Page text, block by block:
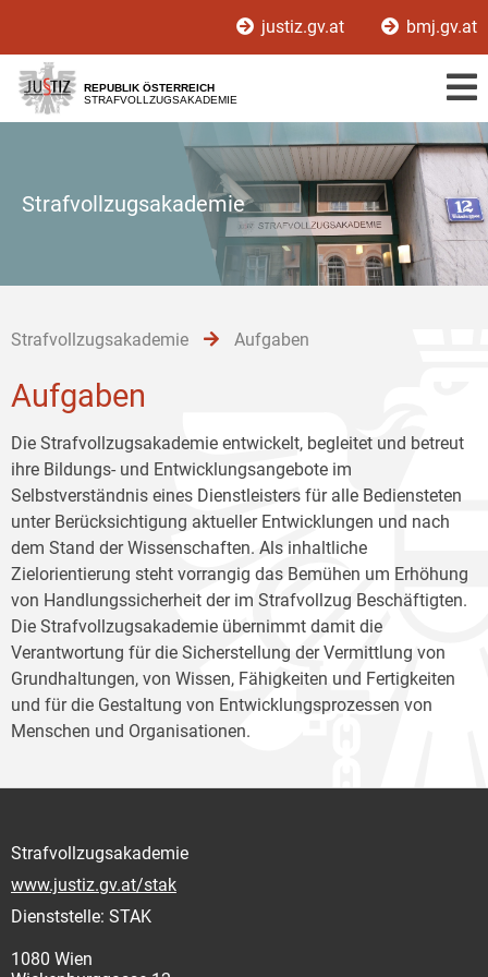
[1]
[2]
[3]
justiz.gv.at bmj.gv.at
REPUBLIK ÖSTERREICH
STRAFVOLLZUGSAKADEMIE
Strafvollzugsakademie
Strafvollzugsakademie Aufgaben
Aufgaben
Die Strafvollzugsakademie entwickelt, begleitet und betreut
ihre Bildungs- und Entwicklungsangebote im
Selbstverständnis eines Dienstleisters für alle Bediensteten
unter Berücksichtigung aktueller Entwicklungen und nach
dem Stand der Wissenschaften. Als inhaltliche
Zielorientierung steht vorrangig das Bemühen um Erhöhung
von Handlungssicherheit der im Strafvollzug Beschäftigten.
Die Strafvollzugsakademie übernimmt damit die
Verantwortung für die Sicherstellung der Vermittlung von
Grundhaltungen, von Wissen, Fähigkeiten und Fertigkeiten
und für die Gestaltung von Entwicklungsprozessen von
Menschen und Organisationen.
Strafvollzugsakademie
www.justiz.gv.at/stak
Dienststelle: STAK
1080 Wien